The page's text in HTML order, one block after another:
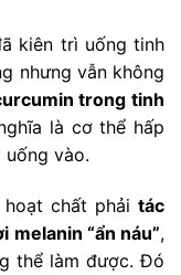
kiên trì uống tinh
nhưng vẫn không
trong tinh
là cơ thể hấp
vào.
chất phải tác
“ẩn náu”,
thể làm được. Đó